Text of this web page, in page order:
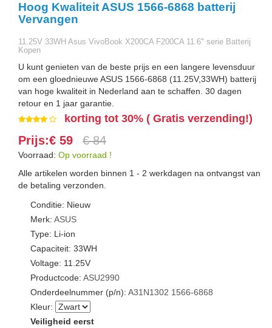
Hoog Kwaliteit ASUS 1566-6868 batterij
Vervangen
11.25V 33WH Asus VivoBook X200CA F200CA 11.6" serie Batterij
Kopen
U kunt genieten van de beste prijs en een langere levensduur
om een gloednieuwe ASUS 1566-6868 (11.25V,33WH) batterij
van hoge kwaliteit in Nederland aan te schaffen. 30 dagen
retour en 1 jaar garantie.
korting tot 30% ( Gratis verzending!)
Prijs:€ 59 € 84
Voorraad: Op voorraad !
Alle artikelen worden binnen 1 - 2 werkdagen na ontvangst van
de betaling verzonden.
Conditie: Nieuw
Merk: ASUS
Type: Li-ion
Capaciteit: 33WH
Voltage: 11.25V
Productcode: ASU2990
Onderdeelnummer (p/n): A31N1302 1566-6868
Kleur:
Veiligheid eerst